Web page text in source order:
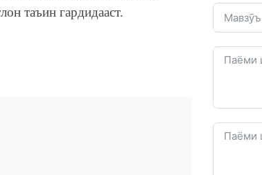
таъин гардидааст.